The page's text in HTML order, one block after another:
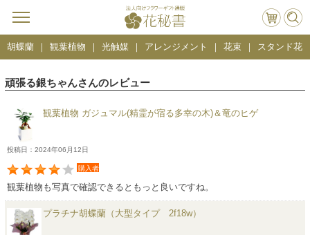
胡蝶蘭 観葉植物 光触媒 アレンジメント 花束 スタンド花
頑張る銀ちゃんさんのレビュー
観葉植物 ガジュマル(精霊が宿る多幸の木)＆竜のヒゲ
投稿日：2024年06月12日
購入者
観葉植物も写真で確認できるともっと良いですね。
プラチナ胡蝶蘭（大型タイプ 2f18w）